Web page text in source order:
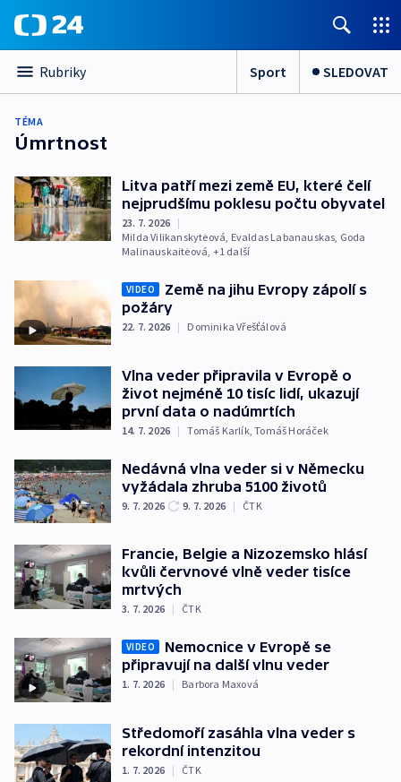
Rubriky Sport SLEDOVAT
TÉMA
Úmrtnost
Litva patří mezi země EU, které čelí
nejprudšímu poklesu počtu obyvatel
23. 7. 2026 |
Milda Vilikanskytėová, Evaldas Labanauskas, Goda
Malinauskaitėová, +1 další
VIDEO
Země na jihu Evropy zápolí s
požáry
22. 7. 2026 | Dominika Vřešťálová
Vlna veder připravila v Evropě o
život nejméně 10 tisíc lidí, ukazují
první data o nadúmrtích
14. 7. 2026 | Tomáš Karlík,Tomáš Horáček
Nedávná vlna veder si v Německu
vyžádala zhruba 5100 životů
9. 7. 2026 9. 7. 2026 | ČTK
Francie, Belgie a Nizozemsko hlásí
kvůli červnové vlně veder tisíce
mrtvých
3. 7. 2026 | ČTK
VIDEO
Nemocnice v Evropě se
připravují na další vlnu veder
1. 7. 2026 | Barbora Maxová
Středomoří zasáhla vlna veder s
rekordní intenzitou
1. 7. 2026 | ČTK